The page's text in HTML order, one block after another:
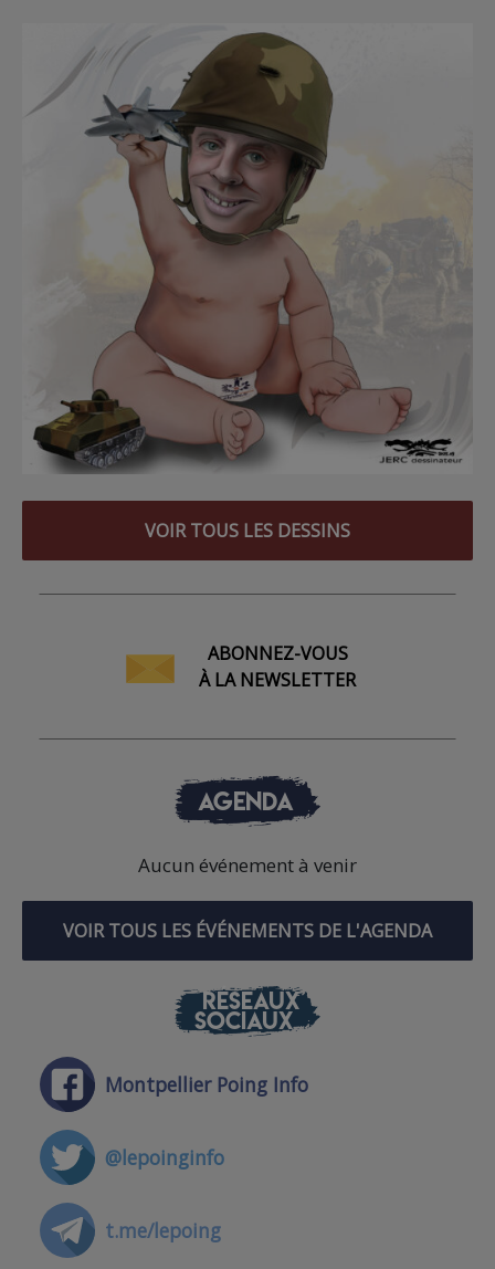
VOIR TOUS LES DESSINS
ABONNEZ-VOUS
À LA NEWSLETTER
AGENDA
Aucun événement à venir
VOIR TOUS LES ÉVÉNEMENTS DE L'AGENDA
RÉSEAUX
SOCIAUX
Montpellier Poing Info
@lepoinginfo
t.me/lepoing